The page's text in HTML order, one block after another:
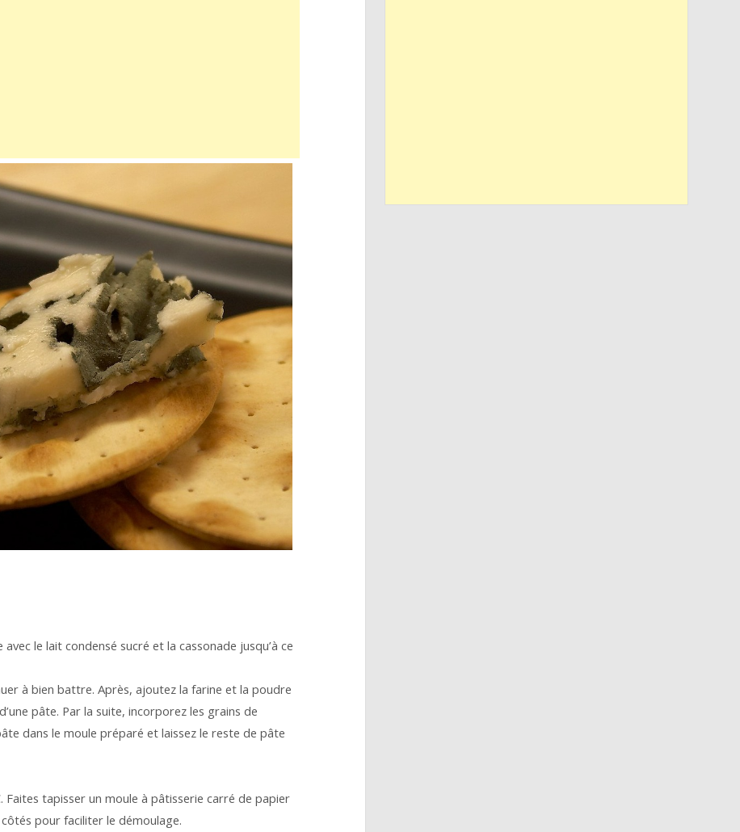
le lait condensé sucré et la cassonade jusqu’à ce
à bien battre. Après, ajoutez la farine et la poudre
pâte. Par la suite, incorporez les grains de
dans le moule préparé et laissez le reste de pâte
Faites tapisser un moule à pâtisserie carré de papier
pour faciliter le démoulage.